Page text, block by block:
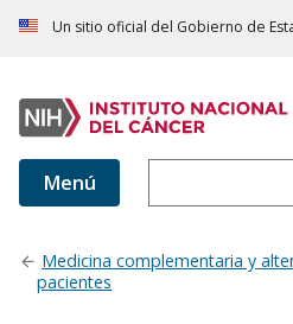
Un sitio oficial del Gobierno de
Menú
Medicina complementaria y
pacientes